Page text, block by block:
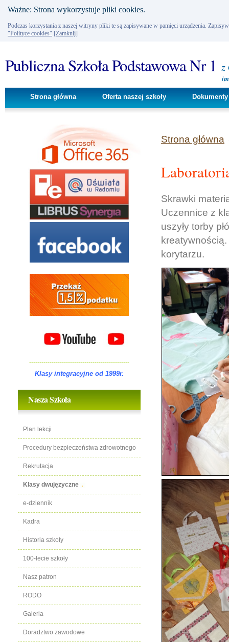
Ważne: Strona wykorzystuje pliki cookies.
Podczas korzystania z naszej witryny pliki te są zapisywane w pamięci urządzenia.
"Polityce cookies" [Zamknij]
Publiczna Szkoła Podstawowa Nr 1 z
Strona główna Oferta naszej szkoły
Strona główna
Skrawki
Uczennice z
uszyły torby
korytarzu.
-------------------------------------------------
Klasy integracyjne od 1999r.
Nasza Szkoła
Plan lekcji
Procedury bezpieczeństwa zdrowotnego
Rekrutacja
Klasy dwujęzyczne
e-dziennik
Kadra
Historia szkoły
100-lecie szkoły
Nasz patron
RODO
Galeria
Doradztwo zawodowe